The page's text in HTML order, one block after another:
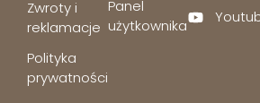
Zwroty i
reklamacje
Polityka
prywatności
Panel
użytkownika